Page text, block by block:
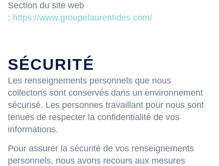
Section du site web
: https://www.groupelaurentides.com/
SÉCURITÉ
Les renseignements personnels que nous
collectons sont conservés dans un environnement
sécurisé. Les personnes travaillant pour nous sont
tenues de respecter la confidentialité de vos
informations.
Pour assurer la sécurité de vos renseignements
personnels, nous avons recours aux mesures